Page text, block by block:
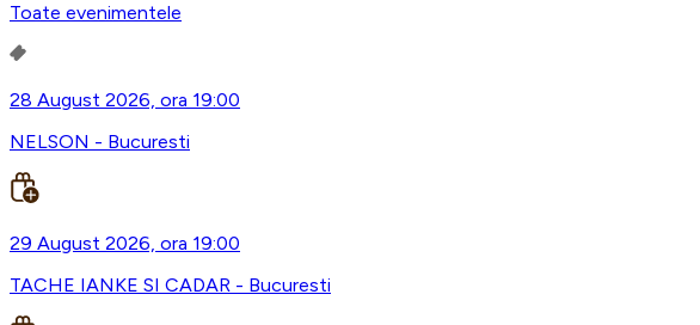
Toate evenimentele
28 August 2026, ora 19:00
NELSON - Bucuresti
29 August 2026, ora 19:00
TACHE IANKE SI CADAR - Bucuresti